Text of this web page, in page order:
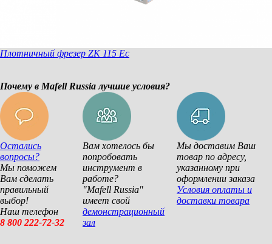
Плотничный фрезер ZK 115 Ec
Почему в Mafell Russia лучшие условия?
Остались
вопросы?
Мы поможем
Вам сделать
правильный
выбор!
Наш телефон
8 800 222-72-32
Вам хотелось бы
попробовать
инструмент в
работе?
"Mafell Russia"
имеет свой
демонстрационный
зал
Мы доставим Ваш
товар по адресу,
указанному при
оформлении заказа
Условия оплаты и
доставки товара